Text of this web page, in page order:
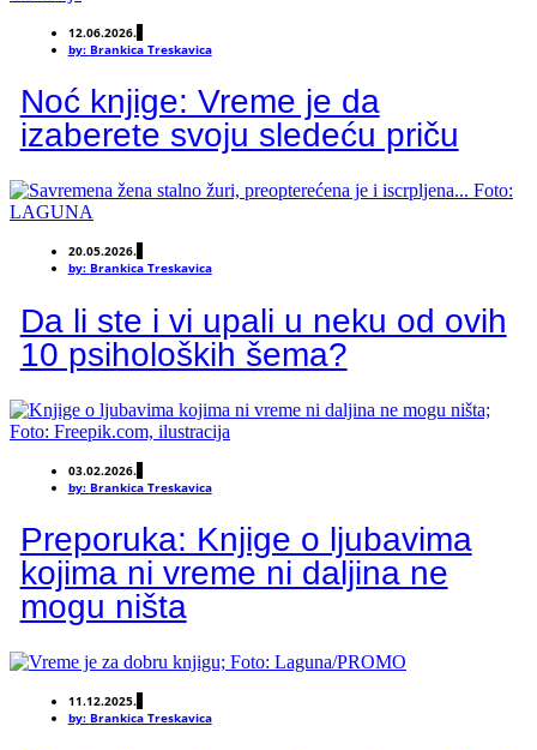
12.06.2026.
by: Brankica Treskavica
Noć knjige: Vreme je da
izaberete svoju sledeću priču
20.05.2026.
by: Brankica Treskavica
Da li ste i vi upali u neku od ovih
10 psiholoških šema?
03.02.2026.
by: Brankica Treskavica
Preporuka: Knjige o ljubavima
kojima ni vreme ni daljina ne
mogu ništa
11.12.2025.
by: Brankica Treskavica